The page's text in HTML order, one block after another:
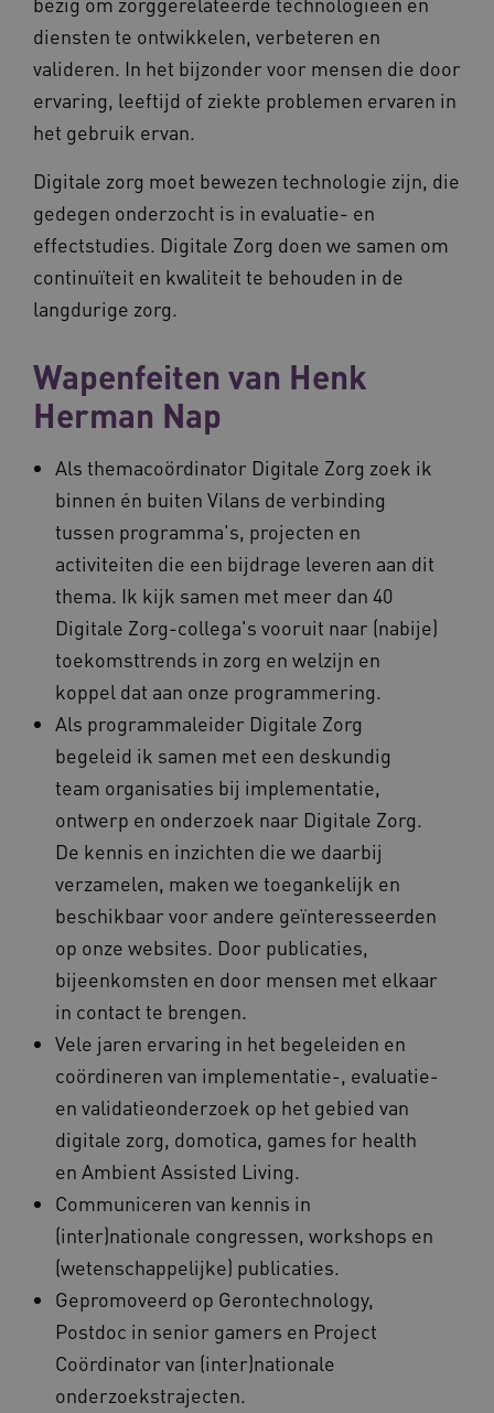
diensten te ontwikkelen, verbeteren en
valideren. In het bijzonder voor mensen die door
ervaring, leeftijd of ziekte problemen ervaren in
het gebruik ervan.
Digitale zorg moet bewezen technologie zijn, die
gedegen onderzocht is in evaluatie- en
effectstudies. Digitale Zorg doen we samen om
continuïteit en kwaliteit te behouden in de
langdurige zorg.
Wapenfeiten van Henk
Herman Nap
Als themacoördinator Digitale Zorg zoek ik
binnen én buiten Vilans de verbinding
tussen programma's, projecten en
activiteiten die een bijdrage leveren aan dit
thema. Ik kijk samen met meer dan 40
Digitale Zorg-collega's vooruit naar (nabije)
toekomsttrends in zorg en welzijn en
koppel dat aan onze programmering.
Als programmaleider Digitale Zorg
begeleid ik samen met een deskundig
team organisaties bij implementatie,
ontwerp en onderzoek naar Digitale Zorg.
De kennis en inzichten die we daarbij
verzamelen, maken we toegankelijk en
beschikbaar voor andere geïnteresseerden
op onze websites. Door publicaties,
bijeenkomsten en door mensen met elkaar
in contact te brengen.
Vele jaren ervaring in het begeleiden en
coördineren van implementatie-, evaluatie-
en validatieonderzoek op het gebied van
digitale zorg, domotica, games for health
en Ambient Assisted Living.
Communiceren van kennis in
(inter)nationale congressen, workshops en
(wetenschappelijke) publicaties.
Gepromoveerd op Gerontechnology,
Postdoc in senior gamers en Project
Coördinator van (inter)nationale
onderzoekstrajecten.